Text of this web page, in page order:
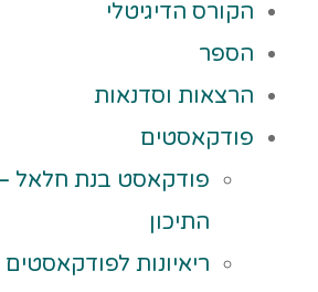
הקורס הדיגיטלי
הספר
הרצאות וסדנאות
פודקאסטים
פודקאסט בנת חלאל
התיכון
ריאיונות לפודקאסטים